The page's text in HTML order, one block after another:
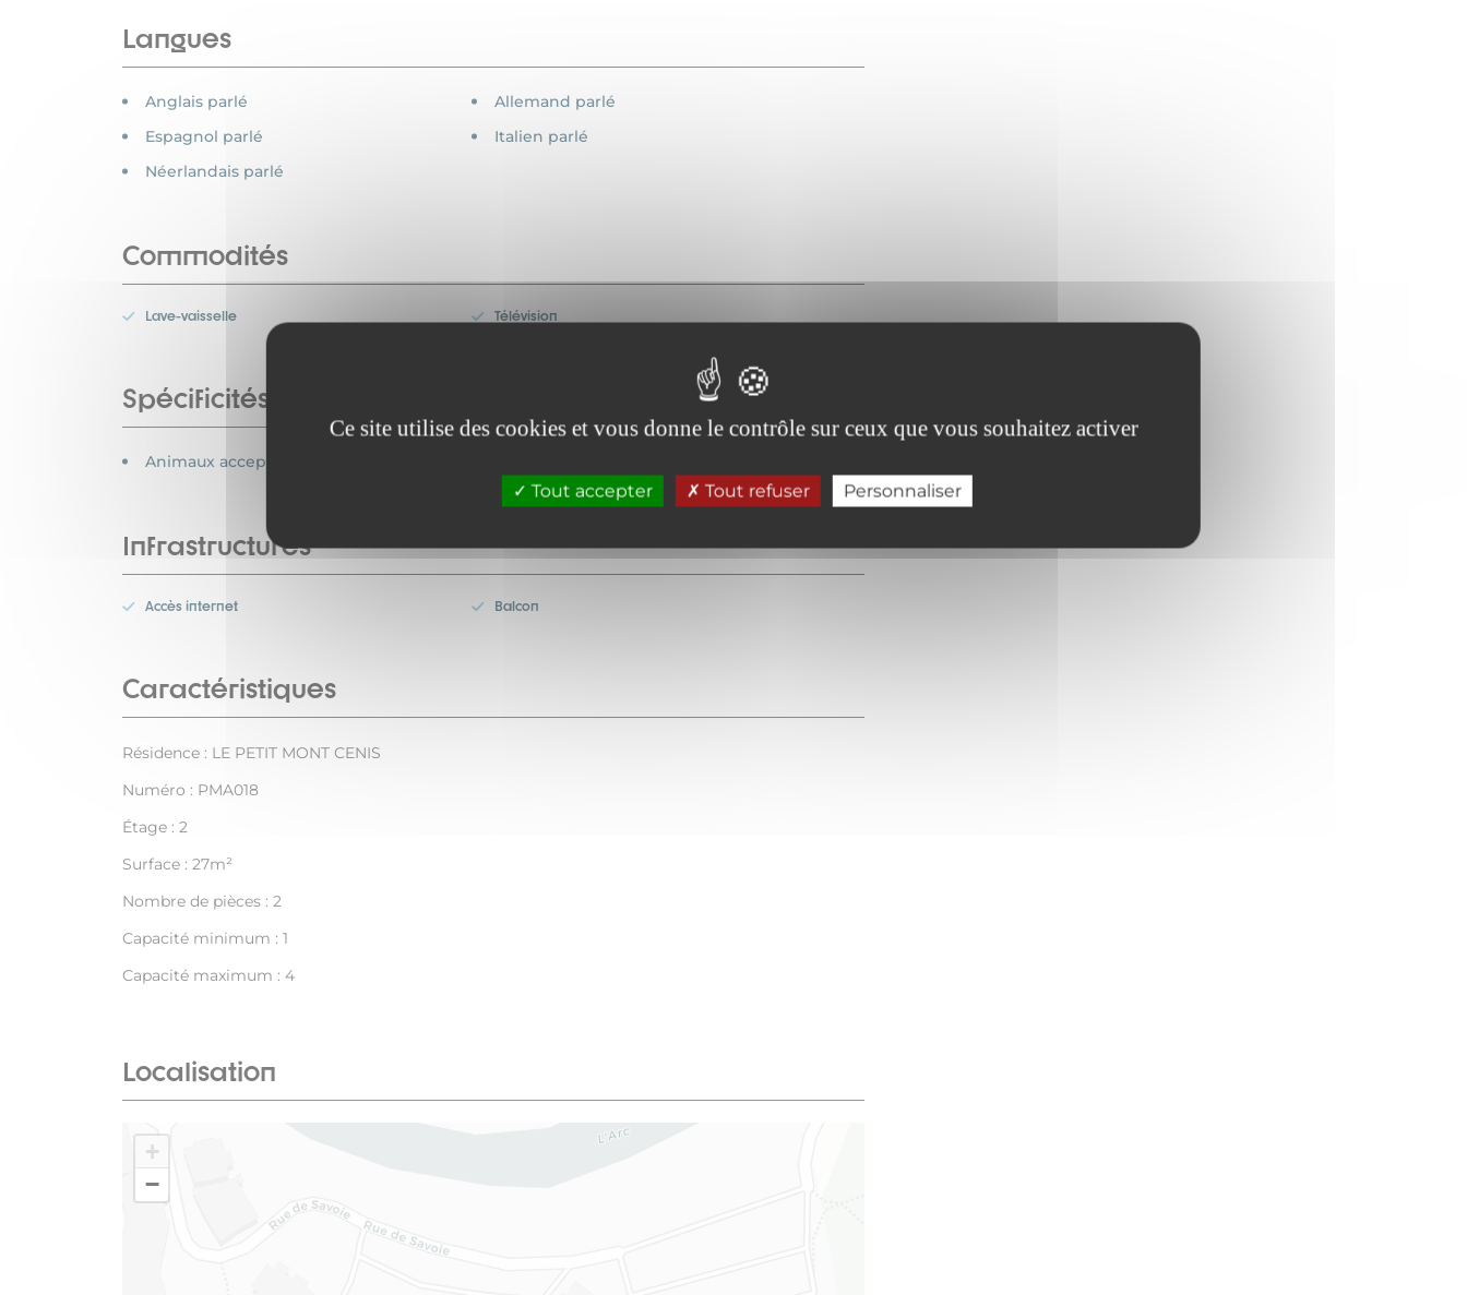
Ce site utilise des cookies et vous donne le contrôle sur ceux que vous souhaitez activer
Tout accepter Tout refuser Personnaliser
Langues
Anglais parlé
Allemand parlé
Espagnol parlé
Italien parlé
Néerlandais parlé
Commodités
Lave-vaisselle Télévision
Spécificités
Animaux acceptés
Infrastructures
Accès internet Balcon
Caractéristiques
Résidence : LE PETIT MONT CENIS
Numéro : PMA018
Étage : 2
Surface : 27m²
Nombre de pièces : 2
Capacité minimum : 1
Capacité maximum : 4
Localisation
+
−